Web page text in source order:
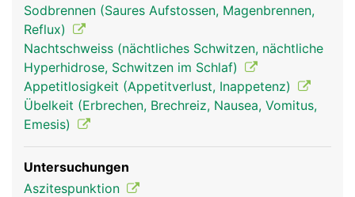
Sodbrennen (Saures Aufstossen, Magenbrennen,
Reflux)
Nachtschweiss (nächtliches Schwitzen, nächtliche
Hyperhidrose, Schwitzen im Schlaf)
Appetitlosigkeit (Appetitverlust, Inappetenz)
Übelkeit (Erbrechen, Brechreiz, Nausea, Vomitus,
Emesis)
Untersuchungen
Aszitespunktion